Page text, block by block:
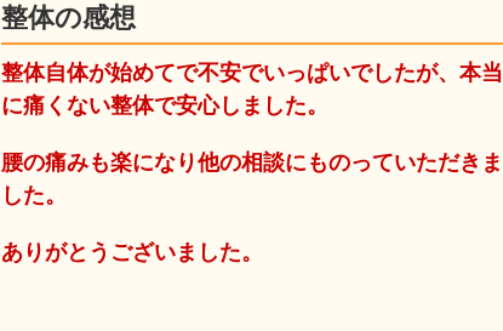
整体の感想
整体自体が始めてで不安でいっぱいでしたが、本当
に痛くない整体で安心しました。
腰の痛みも楽になり他の相談にものっていただきま
した。
ありがとうございました。